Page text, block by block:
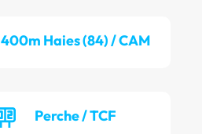
400m Haies (84) / CAM
Perche / TCF